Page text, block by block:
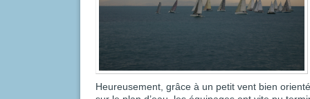
Heureusement, grâce à un petit vent bien